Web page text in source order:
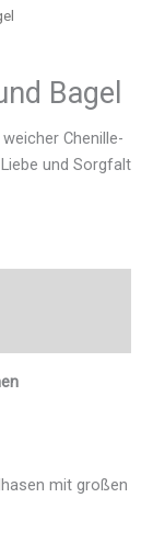
Bagel
Chenille-
und Sorgfalt
mit großen